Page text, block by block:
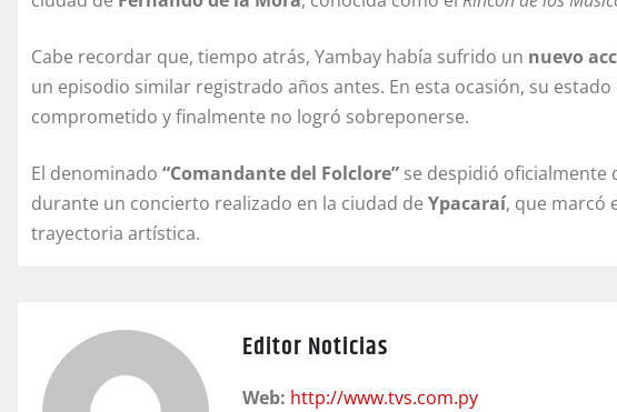
Cabe recordar que, tiempo atrás, Yambay había sufrido un nuevo
un episodio similar registrado años antes. En esta ocasión, su
comprometido y finalmente no logró sobreponerse.
El denominado “Comandante del Folclore” se despidió oficialmente
durante un concierto realizado en la ciudad de Ypacaraí, que marcó
trayectoria artística.
Editor Noticias
Web: http://www.tvs.com.py